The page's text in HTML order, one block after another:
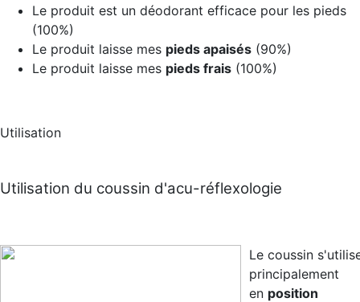
Le produit est un déodorant efficace pour les pieds
(100%)
Le produit laisse mes pieds apaisés (90%)
Le produit laisse mes pieds frais (100%)
Utilisation
Utilisation du coussin d'acu-réflexologie
Le coussin
principalement
en position